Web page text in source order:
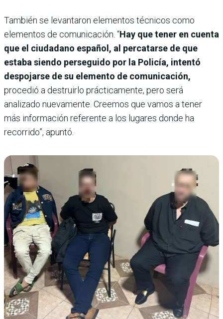
También se levantaron elementos técnicos como
elementos de comunicación. “Hay que tener en cuenta
que el ciudadano español, al percatarse de que
estaba siendo perseguido por la Policía, intentó
despojarse de su elemento de comunicación,
procedió a destruirlo prácticamente, pero será
analizado nuevamente. Creemos que vamos a tener
más información referente a los lugares donde ha
recorrido”, apuntó.